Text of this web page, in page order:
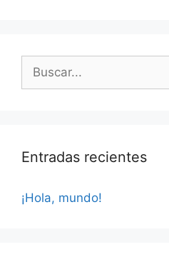
Entradas recientes
¡Hola, mundo!